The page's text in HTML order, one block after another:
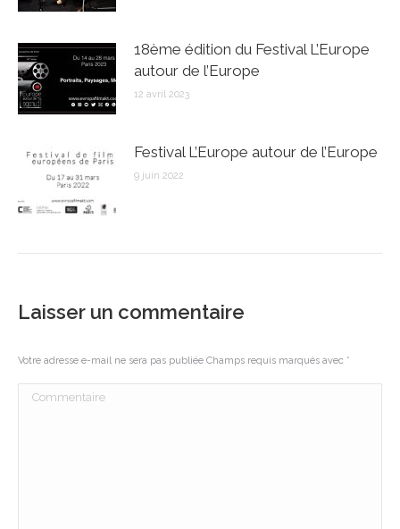
18ème édition du Festival L’Europe
autour de l’Europe
12 avril 2023
Festival L’Europe autour de l’Europe
9 juin 2022
Laisser un commentaire
Votre adresse e-mail ne sera pas publiée Champs requis marqués avec *
Commentaire